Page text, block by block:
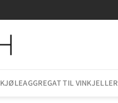
KJØLEAGGREGAT TIL VINKJELLER